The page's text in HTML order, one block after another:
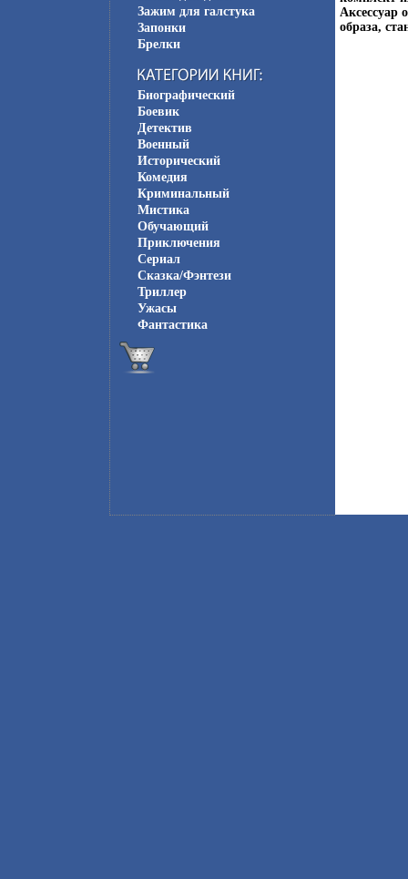
Зажим для галстука
Запонки
Брелки
Биографический
Боевик
Детектив
Военный
Исторический
Комедия
Криминальный
Мистика
Обучающий
Приключения
Сериал
Сказка/Фэнтези
Триллер
Ужасы
Фантастика
Аксессуар
образа,